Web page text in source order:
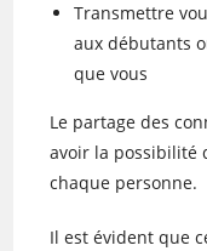
Transmettre
aux débutants
que vous
Le partage des
avoir la possibilité
chaque personne.
Il est évident que